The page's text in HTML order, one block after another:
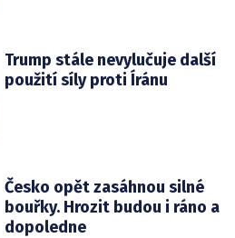
Trump stále nevylučuje další
použití síly proti Íránu
Česko opět zasáhnou silné
bouřky. Hrozit budou i ráno a
dopoledne